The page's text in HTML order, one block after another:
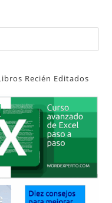
Recién Editados